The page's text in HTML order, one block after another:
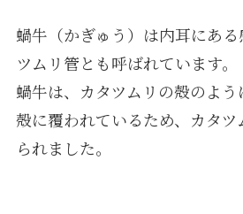
蝸牛（かぎゅう）は内耳にあ
ツムリ管とも呼ばれています。
蝸牛は、カタツムリの殻のよ
殻に覆われているため、カタ
られました。